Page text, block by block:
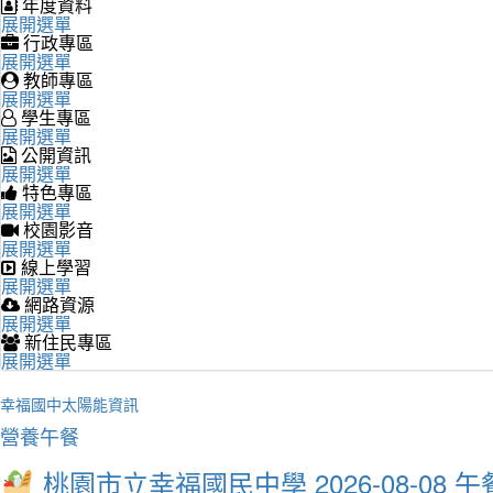
展開選單
行政專區
展開選單
教師專區
展開選單
學生專區
展開選單
公開資訊
展開選單
特色專區
展開選單
校園影音
展開選單
線上學習
展開選單
網路資源
展開選單
新住民專區
展開選單
幸福國中太陽能資訊
營養午餐
桃園市立幸福國民中學 2026-08-08 午